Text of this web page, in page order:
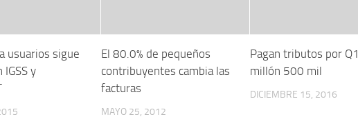
usuarios sigue
IGSS y
El 80.0% de pequeños
contribuyentes cambia las
facturas
MAYO 25, 2012
Pagan tributos por Q1
millón 500 mil
DICIEMBRE 15, 2016